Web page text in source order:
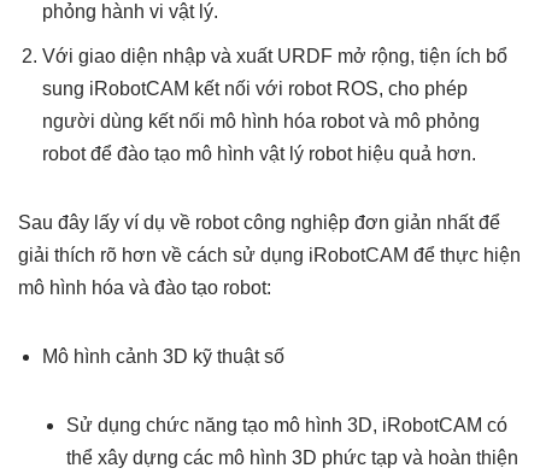
phỏng hành vi vật lý.
Với giao diện nhập và xuất URDF mở rộng, tiện ích bổ
sung iRobotCAM kết nối với robot ROS, cho phép
người dùng kết nối mô hình hóa robot và mô phỏng
robot để đào tạo mô hình vật lý robot hiệu quả hơn.
Sau đây lấy ví dụ về robot công nghiệp đơn giản nhất để
giải thích rõ hơn về cách sử dụng iRobotCAM để thực hiện
mô hình hóa và đào tạo robot:
Mô hình cảnh 3D kỹ thuật số
Sử dụng chức năng tạo mô hình 3D, iRobotCAM có
thể xây dựng các mô hình 3D phức tạp và hoàn thiện